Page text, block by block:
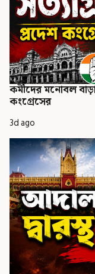
কর্মীদের মনোবল
কংগ্রেসের
3d ago